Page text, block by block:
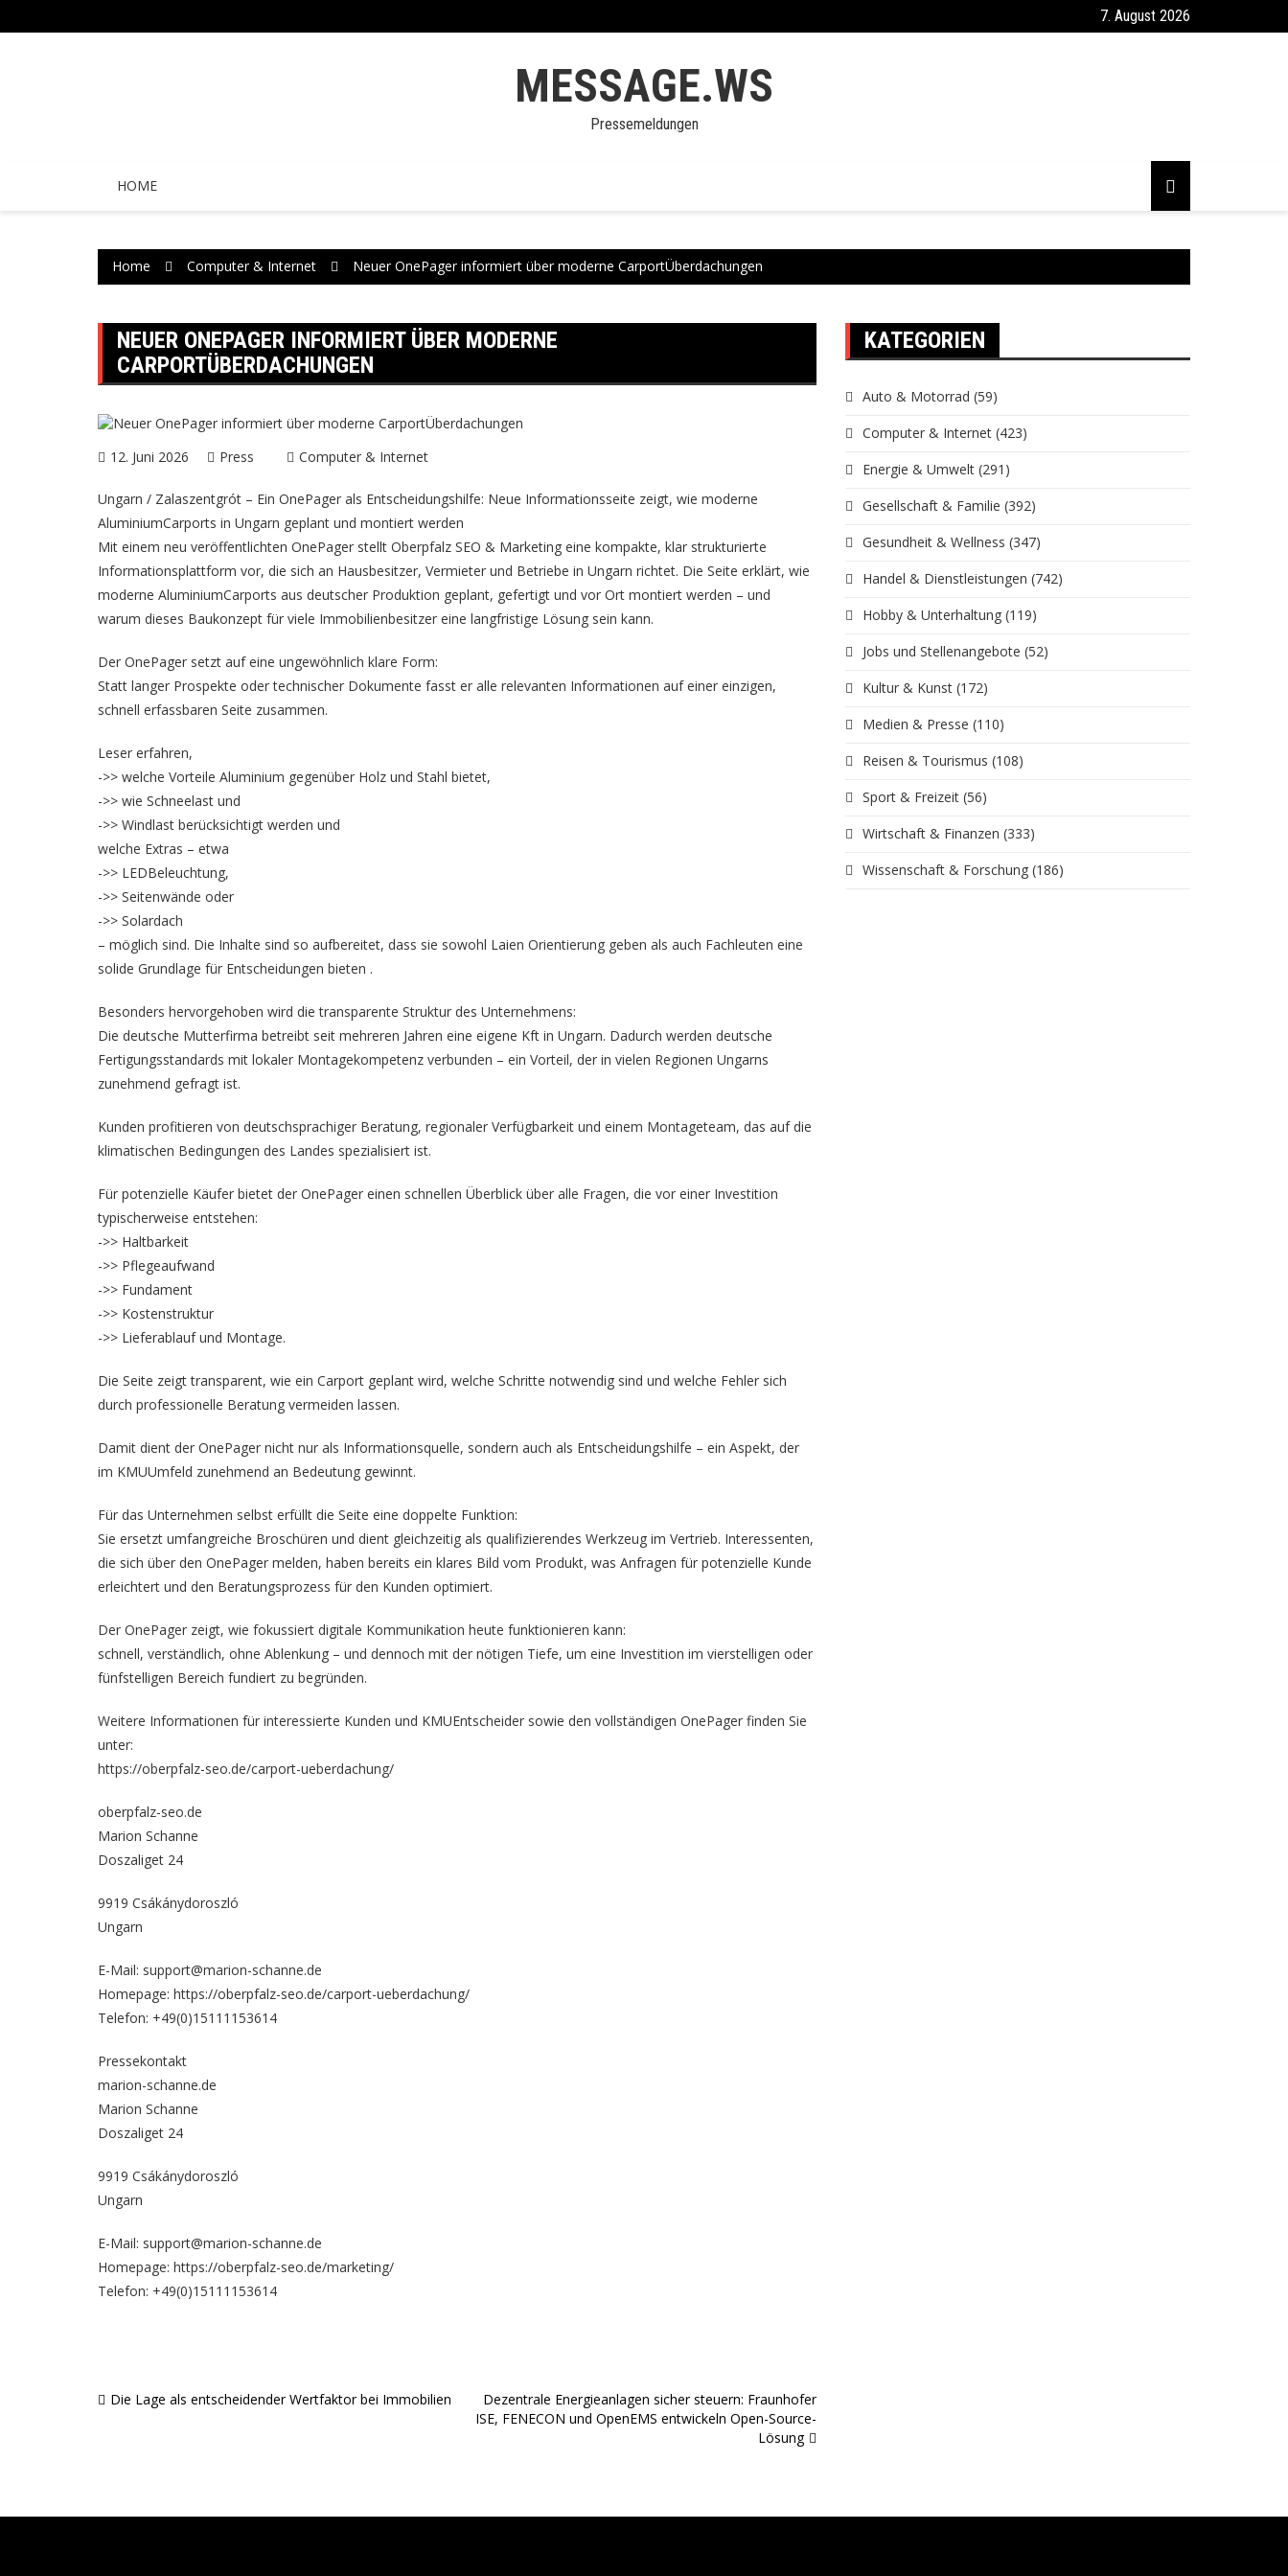
to
7. August 2026
MESSAGE.WS
Pressemeldungen
HOME
Home Computer & Internet Neuer OnePager informiert über moderne CarportÜberdachungen
NEUER ONEPAGER INFORMIERT ÜBER MODERNE
CARPORTÜBERDACHUNGEN
12. Juni 2026 Press Computer & Internet
Ungarn / Zalaszentgrót – Ein OnePager als Entscheidungshilfe: Neue Informationsseite zeigt, wie moderne
AluminiumCarports in Ungarn geplant und montiert werden
Mit einem neu veröffentlichten OnePager stellt Oberpfalz SEO & Marketing eine kompakte, klar strukturierte
Informationsplattform vor, die sich an Hausbesitzer, Vermieter und Betriebe in Ungarn richtet. Die Seite erklärt, wie
moderne AluminiumCarports aus deutscher Produktion geplant, gefertigt und vor Ort montiert werden – und
warum dieses Baukonzept für viele Immobilienbesitzer eine langfristige Lösung sein kann.
Der OnePager setzt auf eine ungewöhnlich klare Form:
Statt langer Prospekte oder technischer Dokumente fasst er alle relevanten Informationen auf einer einzigen,
schnell erfassbaren Seite zusammen.
Leser erfahren,
->> welche Vorteile Aluminium gegenüber Holz und Stahl bietet,
->> wie Schneelast und
->> Windlast berücksichtigt werden und
welche Extras – etwa
->> LEDBeleuchtung,
->> Seitenwände oder
->> Solardach
– möglich sind. Die Inhalte sind so aufbereitet, dass sie sowohl Laien Orientierung geben als auch Fachleuten eine
solide Grundlage für Entscheidungen bieten .
Besonders hervorgehoben wird die transparente Struktur des Unternehmens:
Die deutsche Mutterfirma betreibt seit mehreren Jahren eine eigene Kft in Ungarn. Dadurch werden deutsche
Fertigungsstandards mit lokaler Montagekompetenz verbunden – ein Vorteil, der in vielen Regionen Ungarns
zunehmend gefragt ist.
Kunden profitieren von deutschsprachiger Beratung, regionaler Verfügbarkeit und einem Montageteam, das auf die
klimatischen Bedingungen des Landes spezialisiert ist.
Für potenzielle Käufer bietet der OnePager einen schnellen Überblick über alle Fragen, die vor einer Investition
typischerweise entstehen:
->> Haltbarkeit
->> Pflegeaufwand
->> Fundament
->> Kostenstruktur
->> Lieferablauf und Montage.
Die Seite zeigt transparent, wie ein Carport geplant wird, welche Schritte notwendig sind und welche Fehler sich
durch professionelle Beratung vermeiden lassen.
Damit dient der OnePager nicht nur als Informationsquelle, sondern auch als Entscheidungshilfe – ein Aspekt, der
im KMUUmfeld zunehmend an Bedeutung gewinnt.
Für das Unternehmen selbst erfüllt die Seite eine doppelte Funktion:
Sie ersetzt umfangreiche Broschüren und dient gleichzeitig als qualifizierendes Werkzeug im Vertrieb. Interessenten,
die sich über den OnePager melden, haben bereits ein klares Bild vom Produkt, was Anfragen für potenzielle Kunde
erleichtert und den Beratungsprozess für den Kunden optimiert.
Der OnePager zeigt, wie fokussiert digitale Kommunikation heute funktionieren kann:
schnell, verständlich, ohne Ablenkung – und dennoch mit der nötigen Tiefe, um eine Investition im vierstelligen oder
fünfstelligen Bereich fundiert zu begründen.
Weitere Informationen für interessierte Kunden und KMUEntscheider sowie den vollständigen OnePager finden Sie
unter:
https://oberpfalz-seo.de/carport-ueberdachung/
oberpfalz-seo.de
Marion Schanne
Doszaliget 24
9919 Csákánydoroszló
Ungarn
E-Mail: support@marion-schanne.de
Homepage: https://oberpfalz-seo.de/carport-ueberdachung/
Telefon: +49(0)15111153614
Pressekontakt
marion-schanne.de
Marion Schanne
Doszaliget 24
9919 Csákánydoroszló
Ungarn
E-Mail: support@marion-schanne.de
Homepage: https://oberpfalz-seo.de/marketing/
Telefon: +49(0)15111153614
Die Lage als entscheidender Wertfaktor bei Immobilien
Dezentrale Energieanlagen sicher steuern: Fraunhofer
ISE, FENECON und OpenEMS entwickeln Open-Source-
Lösung
KATEGORIEN
Auto & Motorrad (59)
Computer & Internet (423)
Energie & Umwelt (291)
Gesellschaft & Familie (392)
Gesundheit & Wellness (347)
Handel & Dienstleistungen (742)
Hobby & Unterhaltung (119)
Jobs und Stellenangebote (52)
Kultur & Kunst (172)
Medien & Presse (110)
Reisen & Tourismus (108)
Sport & Freizeit (56)
Wirtschaft & Finanzen (333)
Wissenschaft & Forschung (186)